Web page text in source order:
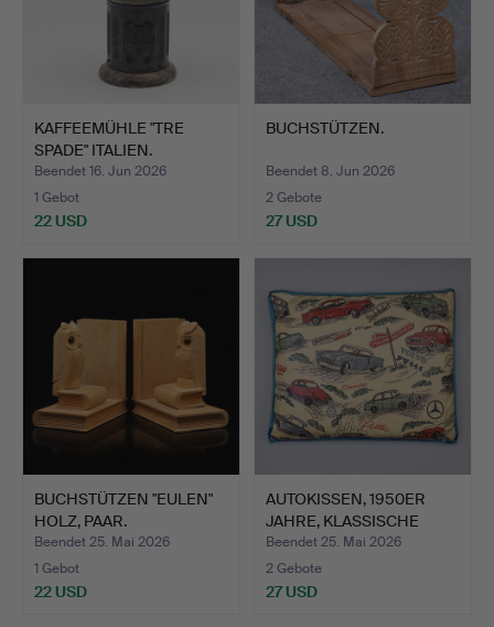
KAFFEEMÜHLE "TRE
SPADE" ITALIEN.
Beendet 16. Jun 2026
1 Gebot
22 USD
BUCHSTÜTZEN.
Beendet 8. Jun 2026
2 Gebote
27 USD
BUCHSTÜTZEN "EULEN"
HOLZ, PAAR.
Beendet 25. Mai 2026
1 Gebot
22 USD
AUTOKISSEN, 1950ER
JAHRE, KLASSISCHE
AUTOS…
Beendet 25. Mai 2026
2 Gebote
27 USD